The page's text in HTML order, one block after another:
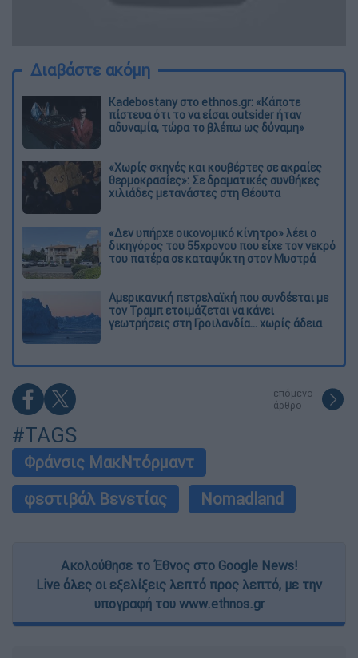
Διαβάστε ακόμη
Kadebostany στο ethnos.gr: «Κάποτε
πίστευα ότι το να είσαι outsider ήταν
αδυναμία, τώρα το βλέπω ως δύναμη»
«Χωρίς σκηνές και κουβέρτες σε ακραίες
θερμοκρασίες»: Σε δραματικές συνθήκες
χιλιάδες μετανάστες στη Θέουτα
«Δεν υπήρχε οικονομικό κίνητρο» λέει ο
δικηγόρος του 55χρονου που είχε τον νεκρό
του πατέρα σε καταψύκτη στον Μυστρά
Αμερικανική πετρελαϊκή που συνδέεται με
τον Τραμπ ετοιμάζεται να κάνει
γεωτρήσεις στη Γροιλανδία... χωρίς άδεια
επόμενο
άρθρο
#TAGS
Φράνσις ΜακΝτόρμαντ
φεστιβάλ Βενετίας
Nomadland
Ακολούθησε το Έθνος στο Google News!
Live όλες οι εξελίξεις λεπτό προς λεπτό, με την
υπογραφή του www.ethnos.gr